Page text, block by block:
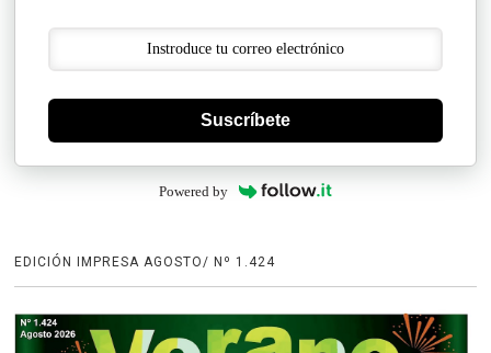
Suscríbete
Powered by
EDICIÓN IMPRESA AGOSTO/ Nº 1.424